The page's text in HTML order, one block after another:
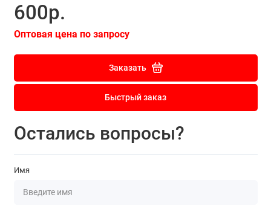
600р.
Оптовая цена по запросу
Заказать
Быстрый заказ
Остались вопросы?
Имя